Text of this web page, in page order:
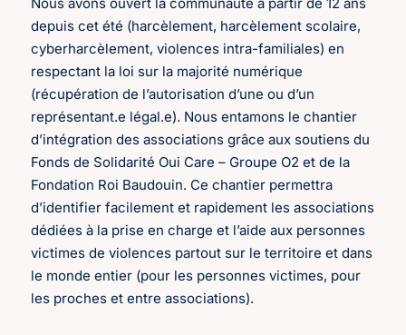
depuis cet été (harcèlement, harcèlement scolaire,
cyberharcèlement, violences intra-familiales) en
respectant la loi sur la majorité numérique
(récupération de l’autorisation d’une ou d’un
représentant.e légal.e). Nous entamons le chantier
d’intégration des associations grâce aux soutiens du
Fonds de Solidarité Oui Care – Groupe O2 et de la
Fondation Roi Baudouin. Ce chantier permettra
d’identifier facilement et rapidement les associations
dédiées à la prise en charge et l’aide aux personnes
victimes de violences partout sur le territoire et dans
le monde entier (pour les personnes victimes, pour
les proches et entre associations).